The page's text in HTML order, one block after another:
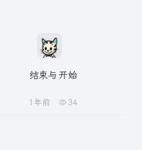
结束与开始
1年前 34